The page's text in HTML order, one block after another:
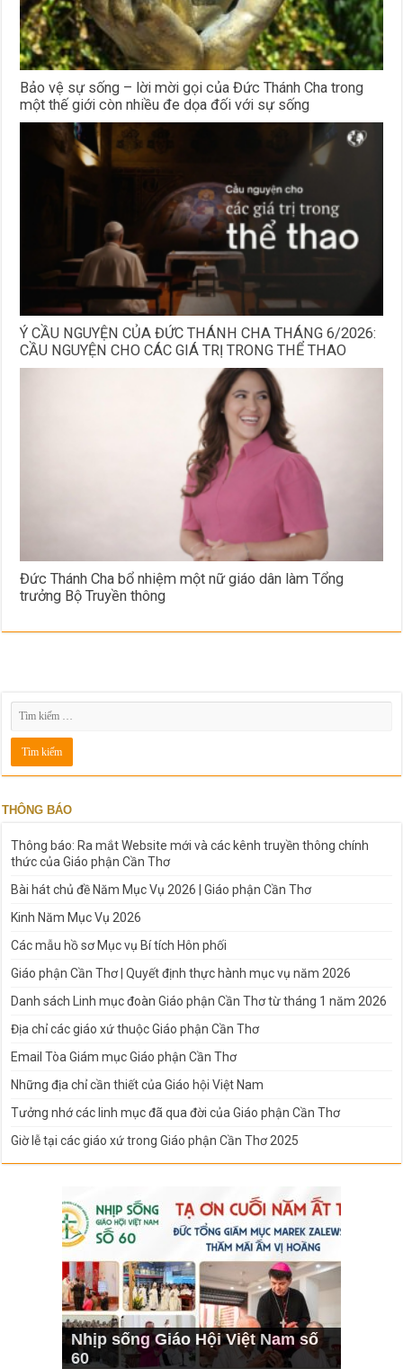
Bảo vệ sự sống – lời mời gọi của Đức Thánh Cha trong
một thế giới còn nhiều đe dọa đối với sự sống
Ý CẦU NGUYỆN CỦA ĐỨC THÁNH CHA THÁNG 6/2026:
CẦU NGUYỆN CHO CÁC GIÁ TRỊ TRONG THỂ THAO
Đức Thánh Cha bổ nhiệm một nữ giáo dân làm Tổng
trưởng Bộ Truyền thông
THÔNG BÁO
Thông báo: Ra mắt Website mới và các kênh truyền thông chính
thức của Giáo phận Cần Thơ
Bài hát chủ đề Năm Mục Vụ 2026 | Giáo phận Cần Thơ
Kinh Năm Mục Vụ 2026
Các mẫu hồ sơ Mục vụ Bí tích Hôn phối
Giáo phận Cần Thơ | Quyết định thực hành mục vụ năm 2026
Danh sách Linh mục đoàn Giáo phận Cần Thơ từ tháng 1 năm 2026
Địa chỉ các giáo xứ thuộc Giáo phận Cần Thơ
Email Tòa Giám mục Giáo phận Cần Thơ
Những địa chỉ cần thiết của Giáo hội Việt Nam
Tưởng nhớ các linh mục đã qua đời của Giáo phận Cần Thơ
Giờ lễ tại các giáo xứ trong Giáo phận Cần Thơ 2025
Nhịp sống Giáo Hội Việt Nam số
60